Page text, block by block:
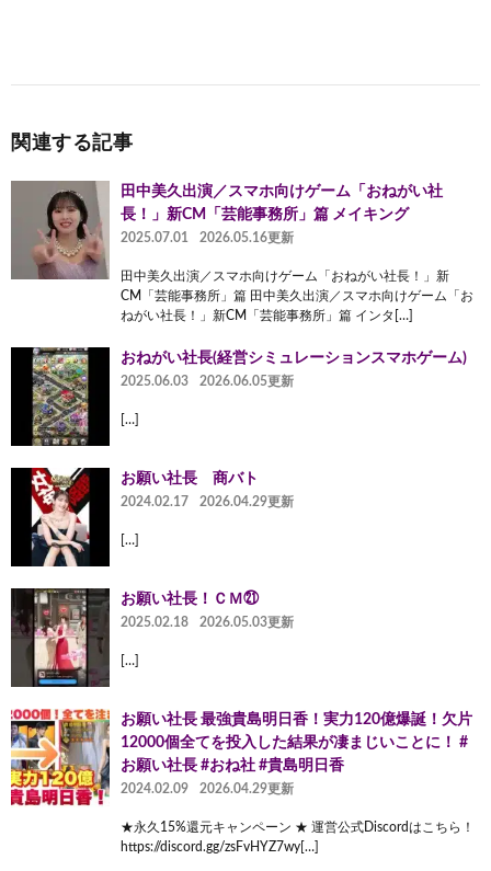
関連する記事
田中美久出演／スマホ向けゲーム「おねがい社
長！」新CM「芸能事務所」篇 メイキング
2025.07.01 2026.05.16更新
田中美久出演／スマホ向けゲーム「おねがい社長！」新
CM「芸能事務所」篇 田中美久出演／スマホ向けゲーム「お
ねがい社長！」新CM「芸能事務所」篇 インタ[…]
おねがい社長(経営シミュレーションスマホゲーム)
2025.06.03 2026.06.05更新
[…]
お願い社長 商バト
2024.02.17 2026.04.29更新
[…]
お願い社長！ＣＭ㉑
2025.02.18 2026.05.03更新
[…]
お願い社長 最強貴島明日香！実力120億爆誕！欠片
12000個全てを投入した結果が凄まじいことに！ #
お願い社長 #おね社 #貴島明日香
2024.02.09 2026.04.29更新
★永久15%還元キャンペーン ★ 運営公式Discordはこちら！
https://discord.gg/zsFvHYZ7wy[…]